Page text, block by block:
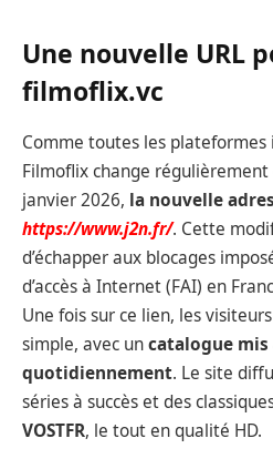
Une nouvelle URL
filmoflix.vc
Comme toutes les
Filmoflix change
janvier 2026, la nouvelle
https://www.j2n.fr/. Cette
d’échapper aux blocages
d’accès à Internet (FAI) en
Une fois sur ce lien, les
simple, avec uncatalogue
quotidiennement. Le site
séries à succès et des
VOSTFR, le tout en qualité HD.